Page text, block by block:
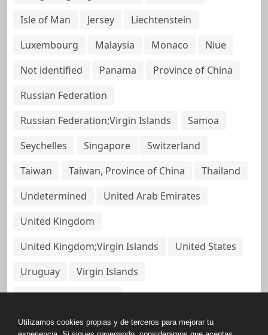
Isle of Man
Jersey
Liechtenstein
Luxembourg
Malaysia Monaco
Niue
Not identified
Panama
Province of China
Russian Federation
Russian Federation;Virgin Islands
Samoa
Seychelles
Singapore
Switzerland
Taiwan
Taiwan, Province of China
Thailand
Undetermined
United Arab Emirates
United Kingdom
United Kingdom;Virgin Islands
United States
Uruguay
Virgin Islands
Virgin Islands, British
Utilizamos cookies propias y de terceros para mejorar tu